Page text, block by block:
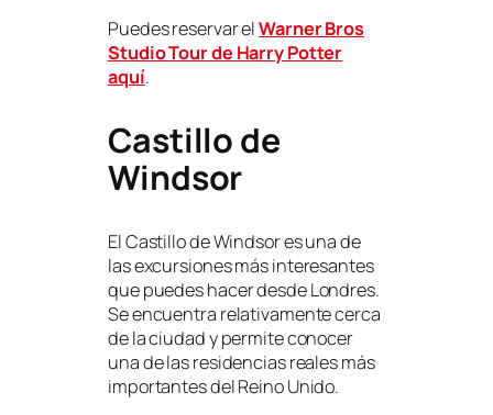
Puedes reservar elWarner Bros
Studio Tour de Harry Potter
aquí.
Castillo de
Windsor
El Castillo de Windsor es una de
las excursiones más interesantes
que puedes hacer desde Londres.
Se encuentra relativamente cerca
de la ciudad y permite conocer
una de las residencias reales más
importantes del Reino Unido.